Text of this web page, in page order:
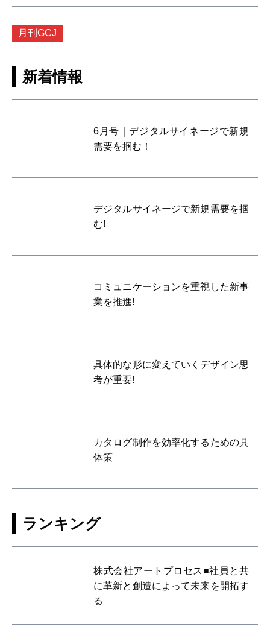
月刊GCJ
新着情報
6月号｜デジタルサイネージで新規
需要を掴む！
デジタルサイネージで新規需要を掴
む!
コミュニケーションを重視した新事
業を推進!
具体的な形に変えていくデザイン思
考が重要!
カタログ制作を効率化するための具
体策
ランキング
株式会社アートプロセス■社員と共
に革新と創造によって未来を開拓す
る